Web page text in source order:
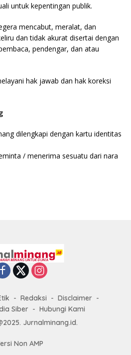
untuk kepentingan publik.
mencabut, meralat, dan
dan tidak akurat disertai dengan
pendengar, dan atau
hak jawab dan hak koreksi
dilengkapi dengan kartu identitas
/ menerima sesuatu dari nara
Redaksi
Disclaimer
Siber
Hubungi Kami
Jurnalminang.id.
Non AMP